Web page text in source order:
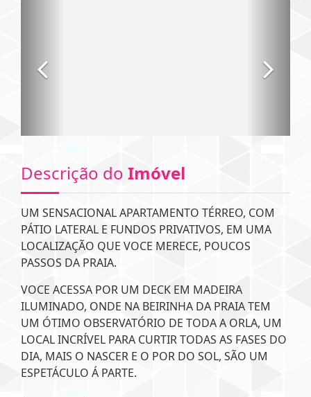
Descrição do Imóvel
UM SENSACIONAL APARTAMENTO TÉRREO, COM
PÁTIO LATERAL E FUNDOS PRIVATIVOS, EM UMA
LOCALIZAÇÃO QUE VOCE MERECE, POUCOS
PASSOS DA PRAIA.
VOCE ACESSA POR UM DECK EM MADEIRA
ILUMINADO, ONDE NA BEIRINHA DA PRAIA TEM
UM ÓTIMO OBSERVATÓRIO DE TODA A ORLA, UM
LOCAL INCRÍVEL PARA CURTIR TODAS AS FASES DO
DIA, MAIS O NASCER E O POR DO SOL, SÃO UM
ESPETÁCULO Á PARTE.